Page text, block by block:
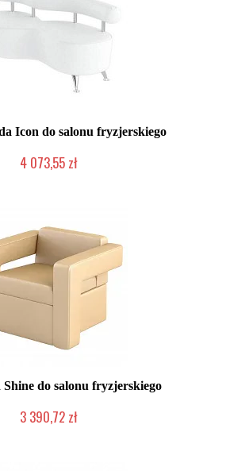
Icon do salonu fryzjerskiego
4 073,55 zł
Shine do salonu fryzjerskiego
3 390,72 zł